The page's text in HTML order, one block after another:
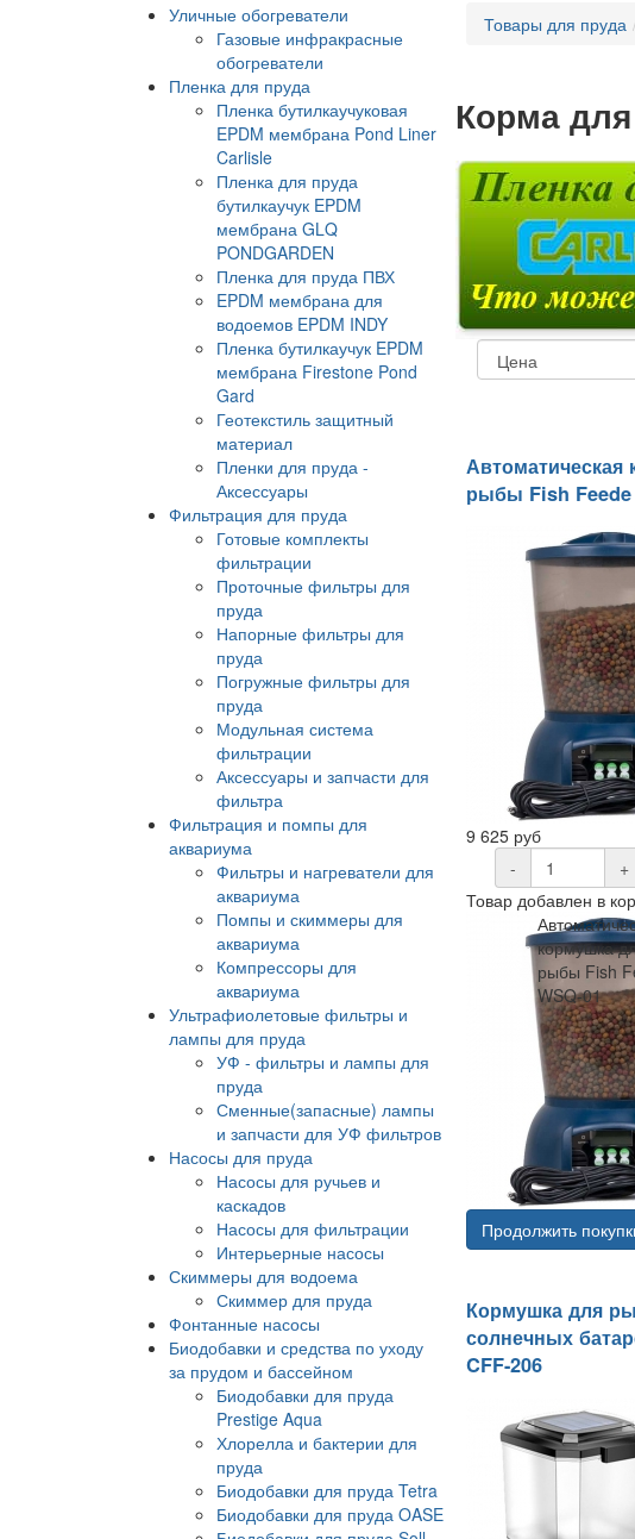
Уличные обогреватели
Газовые инфракрасные
обогреватели
Пленка для пруда
Пленка бутилкаучуковая
EPDM мембрана Pond Liner
Carlisle
Пленка для пруда
бутилкаучук EPDM
мембрана GLQ
PONDGARDEN
Пленка для пруда ПВХ
EPDM мембрана для
водоемов EPDM INDY
Пленка бутилкаучук EPDM
мембрана Firestone Pond
Gard
Геотекстиль защитный
материал
Пленки для пруда -
Аксессуары
Фильтрация для пруда
Готовые комплекты
фильтрации
Проточные фильтры для
пруда
Напорные фильтры для
пруда
Погружные фильтры для
пруда
Модульная система
фильтрации
Аксессуары и запчасти для
фильтра
Фильтрация и помпы для
аквариума
Фильтры и нагреватели для
аквариума
Помпы и скиммеры для
аквариума
Компрессоры для
аквариума
Ультрафиолетовые фильтры и
лампы для пруда
УФ - фильтры и лампы для
пруда
Сменные(запасные) лампы
и запчасти для УФ фильтров
Насосы для пруда
Насосы для ручьев и
каскадов
Насосы для фильтрации
Интерьерные насосы
Скиммеры для водоема
Скиммер для пруда
Фонтанные насосы
Биодобавки и средства по уходу
за прудом и бассейном
Биодобавки для пруда
Prestige Aqua
Хлорелла и бактерии для
пруда
Биодобавки для пруда Tetra
Биодобавки для пруда OASE
Товары для пруда
Корма
Автоматическая
рыбы Fish Feede
9 625 руб
-
+
Товар добавлен в
кормушка
рыбы Fish
WSQ-01
Продолжить
Кормушка для
солнечных
CFF-206